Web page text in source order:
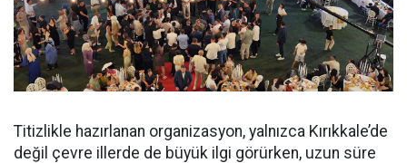
Titizlikle hazırlanan organizasyon, yalnızca Kırıkkale’de
değil çevre illerde de büyük ilgi görürken, uzun süre